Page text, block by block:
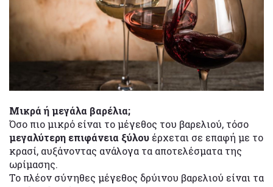
Μικρά ή μεγάλα βαρέλια;
Όσο πιο μικρό είναι το μέγεθος του βαρελιού, τόσο
μεγαλύτερη επιφάνεια ξύλου έρχεται σε επαφή με το
κρασί, αυξάνοντας ανάλογα τα αποτελέσματα της
ωρίμασης.
Το πλέον σύνηθες μέγεθος δρύινου βαρελιού είναι τα